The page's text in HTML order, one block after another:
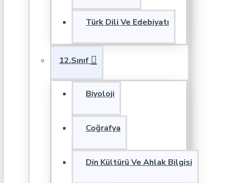
Türk Dili Ve Edebiyatı
12.Sınıf
Biyoloji
Coğrafya
Din Kültürü Ve Ahlak Bilgisi